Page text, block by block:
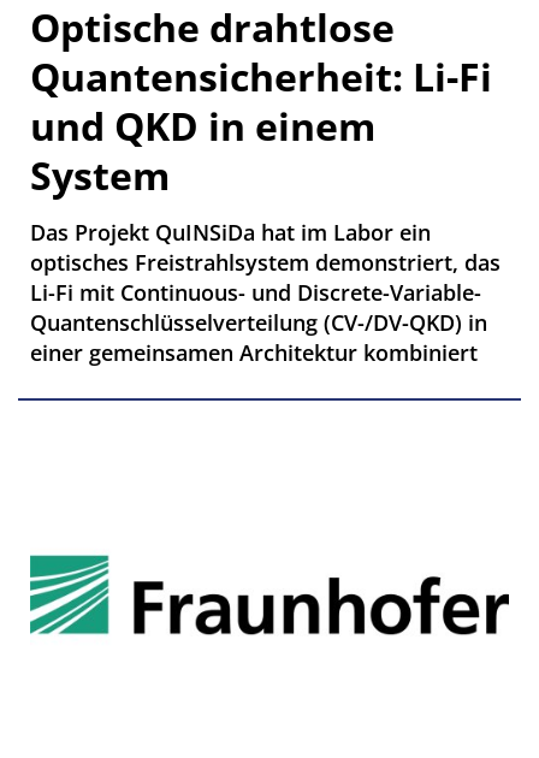
Optische drahtlose
Quantensicherheit: Li-Fi
und QKD in einem
System
Das Projekt QuINSiDa hat im Labor ein
optisches Freistrahlsystem demonstriert, das
Li-Fi mit Continuous- und Discrete-Variable-
Quantenschlüsselverteilung (CV-/DV-QKD) in
einer gemeinsamen Architektur kombiniert